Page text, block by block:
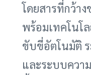
โดยสารที่กว้า
พร้อมเทคโนโ
ขับขี่อัตโนมัติ
และระบบควา